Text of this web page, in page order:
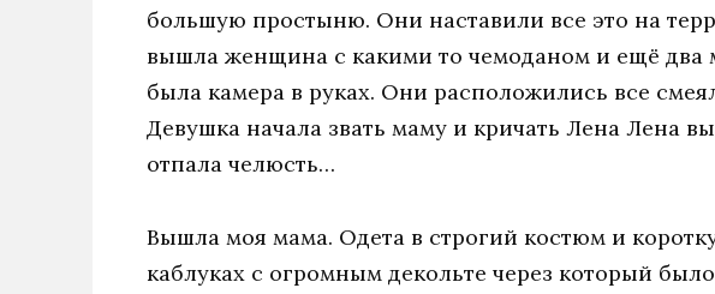
большую простыню. Они наставили все это на
вышла женщина с какими то чемоданом и ещё два
была камера в руках. Они расположились все
Девушка начала звать маму и кричать Лена Лена
отпала челюсть…
Вышла моя мама. Одета в строгий костюм и
каблуках с огромным декольте через который